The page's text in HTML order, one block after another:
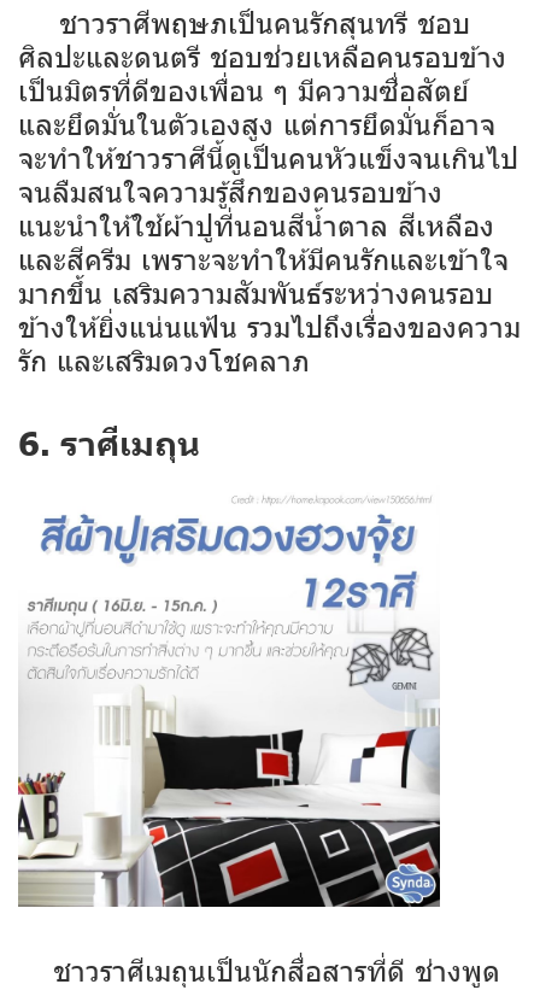
ชาวราศีพฤษภเป็นคนรักสุนทรี ชอบ
ศิลปะและดนตรี ชอบช่วยเหลือคนรอบข้าง
เป็นมิตรที่ดีของเพื่อน ๆ มีความซื่อสัตย์
และยึดมั่นในตัวเองสูง แต่การยึดมั่นก็อาจ
จะทำให้ชาวราศีนี้ดูเป็นคนหัวแข็งจนเกินไป
จนลืมสนใจความรู้สึกของคนรอบข้าง
แนะนำให้ใช้ผ้าปูที่นอนสีน้ำตาล สีเหลือง
และสีครีม เพราะจะทำให้มีคนรักและเข้าใจ
มากขึ้น เสริมความสัมพันธ์ระหว่างคนรอบ
ข้างให้ยิ่งแน่นแฟ้น รวมไปถึงเรื่องของความ
รัก และเสริมดวงโชคลาภ
6. ราศีเมถุน
ชาวราศีเมถุนเป็นนักสื่อสารที่ดี ช่างพูด